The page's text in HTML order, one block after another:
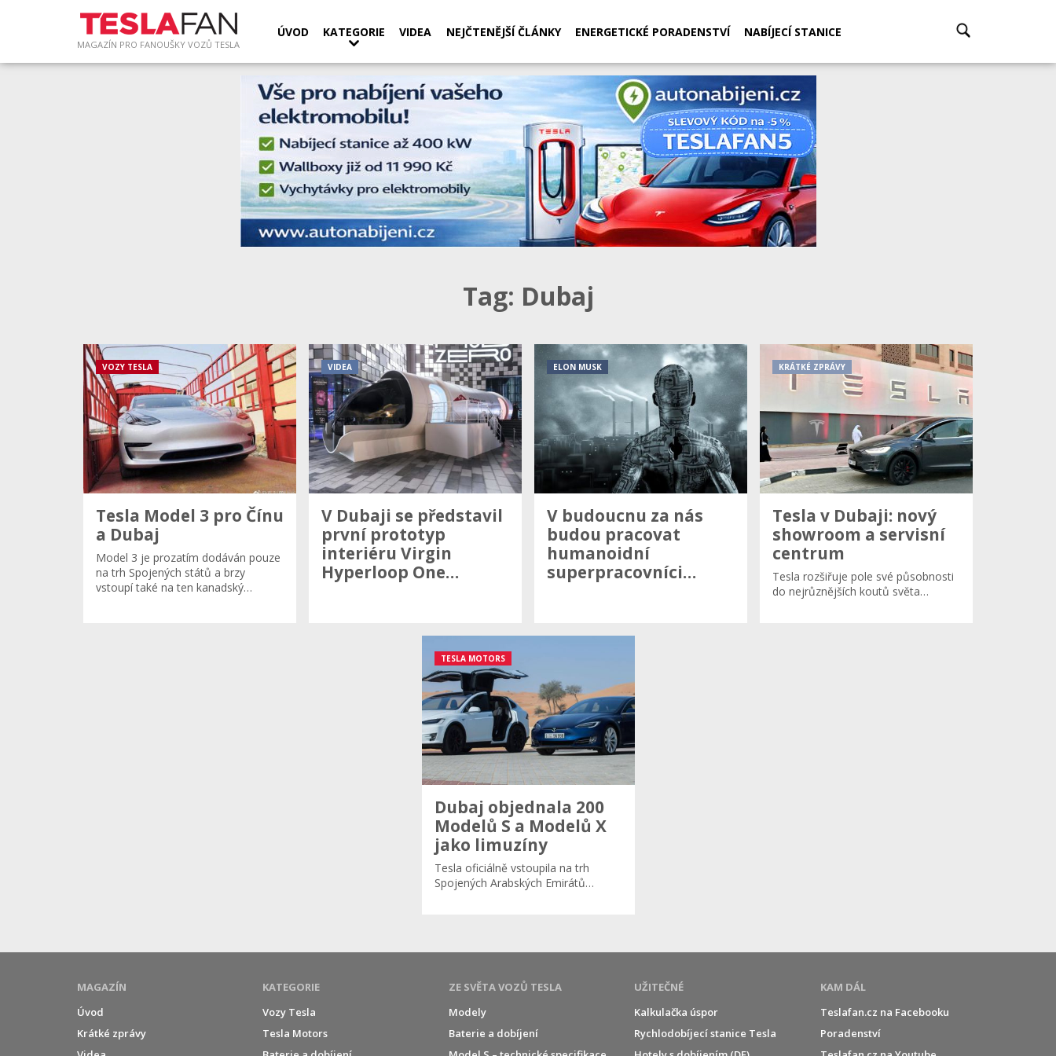
MAGAZÍN PRO FANOUŠKY VOZŮ TESLA
ÚVOD KATEGORIE VIDEA NEJČTENĚJŠÍ ČLÁNKY ENERGETICKÉ PORADENSTVÍ NABÍJECÍ STANICE
Tag: Dubaj
VOZY TESLA
Tesla Model 3 pro Čínu
a Dubaj
Model 3 je prozatím dodáván pouze
na trh Spojených států a brzy
vstoupí také na ten kanadský…
VIDEA
V Dubaji se představil
první prototyp
interiéru Virgin
Hyperloop One…
ELON MUSK
V budoucnu za nás
budou pracovat
humanoidní
superpracovníci…
KRÁTKÉ ZPRÁVY
Tesla v Dubaji: nový
showroom a servisní
centrum
Tesla rozšiřuje pole své působnosti
do nejrůznějších koutů světa…
TESLA MOTORS
Dubaj objednala 200
Modelů S a Modelů X
jako limuzíny
Tesla oficiálně vstoupila na trh
Spojených Arabských Emirátů…
MAGAZÍN
Úvod
Krátké zprávy
KATEGORIE
Vozy Tesla
Tesla Motors
ZE SVĚTA VOZŮ TESLA
Modely
Baterie a dobíjení
UŽITEČNÉ
Kalkulačka úspor
Rychlodobíjecí stanice Tesla
KAM DÁL
Teslafan.cz na Facebooku
Poradenství